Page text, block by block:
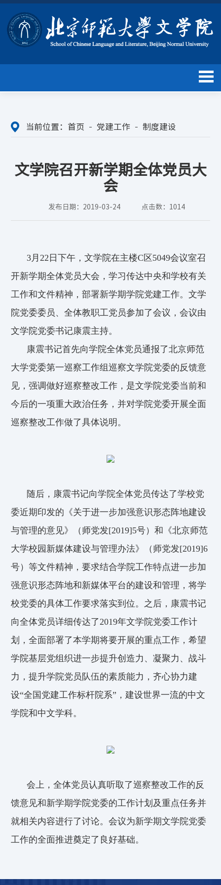
当前位置： 首页 党建工作 制度建设
​文学院召开新学期全体党员大
会
发布日期：2019-03-24 点击数： 1014
3月22 日下午，文学院在主楼C 区 5049会议室召
开新学期全体党员大会，学习传达中央和学校有关
工作和文件精神，部署新学期学院党建工作。文学
院党委委员、全体教职工党员参加了会议，会议由
文学院党委书记康震主持。
康震书记首先向学院全体党员通报了北京师范
大学党委第一巡察工作组巡察文学院党委的反馈意
见，强调做好巡察整改工作，是文学院党委当前和
今后的一项重大政治任务，并对学院党委开展全面
巡察整改工作做了具体说明。
随后，康震书记向学院全体党员传达了学校党
委近期印发的《关于进一步加强意识形态阵地建设
与管理的意见》（师党发[2019]5号）和《北京师范
大学校园新媒体建设与管理办法》（师党发[2019]6
号）等文件精神，要求结合学院工作特点进一步加
强意识形态阵地和新媒体平台的建设和管理，将学
校党委的具体工作要求落实到位。之后，康震书记
向全体党员详细传达了2019年文学院党委工作计
划，全面部署了本学期将要开展的重点工作，希望
学院基层党组织进一步提升创造力、凝聚力、战斗
力，提升学院党员队伍的素质能力，齐心协力建
设“全国党建工作标杆院系”，建设世界一流的中文
学院和中文学科。
会上，全体党员认真听取了巡察整改工作的反
馈意见和新学期学院党委的工作计划及重点任务并
就相关内容进行了讨论。会议为新学期文学院党委
工作的全面推进奠定了良好基础。